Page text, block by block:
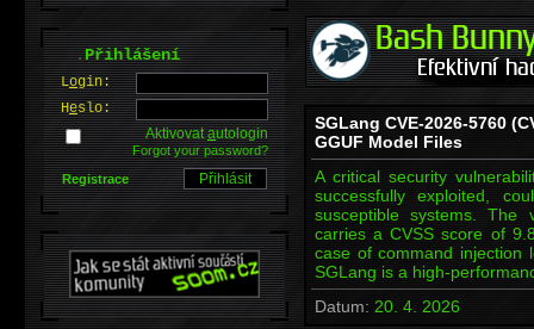
SGLang CVE-2026-5760
GGUF Model Files
A critical security
successfully exploited,
susceptible systems. The
carries a CVSS score of
case of command injection
SGLang is a high-
Datum: 20. 4. 2026
.Přihlášení
Login:
Heslo:
Aktivovatautologin
Forgot your password?
Registrace